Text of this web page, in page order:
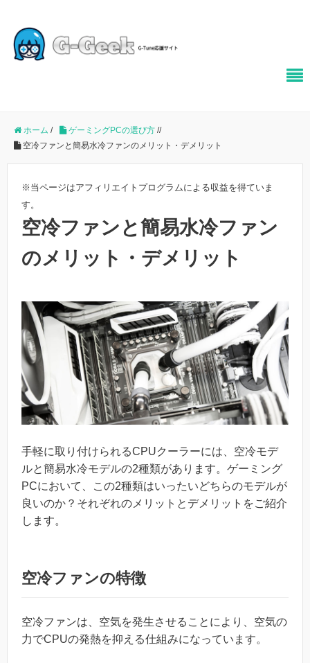
ホーム / ゲーミングPCの選び方 //
空冷ファンと簡易水冷ファンのメリット・デメリット
※当ページはアフィリエイトプログラムによる収益を得ていま
す。
空冷ファンと簡易水冷ファン
のメリット・デメリット
手軽に取り付けられるCPUクーラーには、空冷モデ
ルと簡易水冷モデルの2種類があります。ゲーミング
PCにおいて、この2種類はいったいどちらのモデルが
良いのか？それぞれのメリットとデメリットをご紹介
します。
空冷ファンの特徴
空冷ファンは、空気を発生させることにより、空気の
力でCPUの発熱を抑える仕組みになっています。